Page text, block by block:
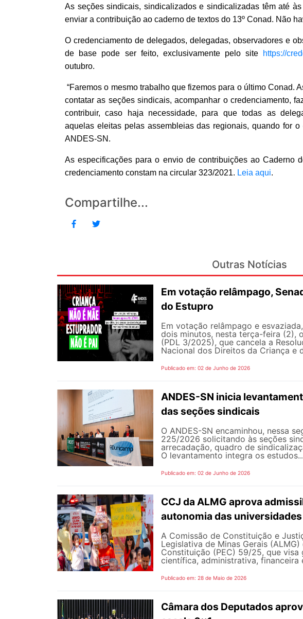
As seções sindicais, sindicalizados e sindicalizadas têm até
enviar a contribuição ao caderno de textos do 13º Conad. Não
O credenciamento de delegados, delegadas, observadores e
de base pode ser feito, exclusivamente pelo site https://
outubro.
“Faremos o mesmo trabalho que fizemos para o último Conad.
contatar as seções sindicais, acompanhar o credenciamento,
contribuir, caso haja necessidade, para que todas as
aquelas eleitas pelas assembleias das regionais, quando for o
ANDES-SN.
As especificações para o envio de contribuições ao Caderno
credenciamento constam na circular 323/2021. Leia aqui.
Compartilhe...
Outras Notícias
Em votação relâmpago,
do Estupro
Em votação relâmpago e
dois minutos, nesta terça-feira (2),
(PDL 3/2025), que cancela a
Nacional dos Direitos da Criança e
Publicado em: 02 de Junho de 2026
ANDES-SN inicia
das seções sindicais
O ANDES-SN encaminhou, nessa
225/2026 solicitando às seções
arrecadação, quadro de
O levantamento integra os estudos...
Publicado em: 02 de Junho de 2026
CCJ da ALMG aprova
autonomia das
A Comissão de Constituição e
Legislativa de Minas Gerais
Constituição (PEC) 59/25, que
científica, administrativa, financeira
Publicado em: 28 de Maio de 2026
Câmara dos Deputados